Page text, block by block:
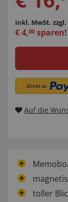
inkl. MwSt.
€4,00 sparen!
Auf die
toller